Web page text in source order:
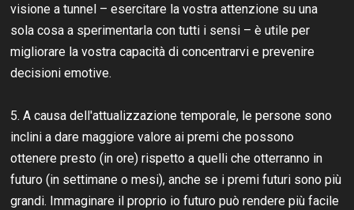
visione a tunnel – esercitare la vostra attenzione su una
sola cosa a sperimentarla con tutti i sensi – è utile per
migliorare la vostra capacità di concentrarvi e prevenire
decisioni emotive.
5. A causa dell'attualizzazione temporale, le persone sono
inclini a dare maggiore valore ai premi che possono
ottenere presto (in ore) rispetto a quelli che otterranno in
futuro (in settimane o mesi), anche se i premi futuri sono più
grandi. Immaginare il proprio io futuro può rendere più facile